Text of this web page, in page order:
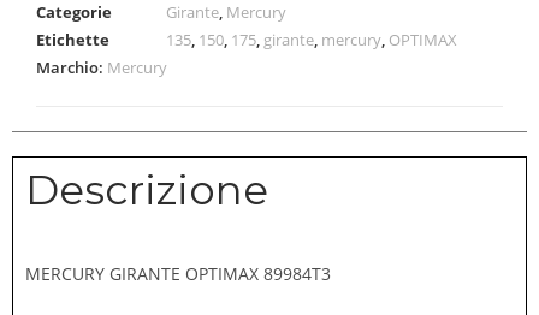
Categorie
Girante, Mercury
Etichette
135, 150, 175, girante, mercury, OPTIMAX
Marchio: Mercury
Descrizione
MERCURY GIRANTE OPTIMAX 89984T3